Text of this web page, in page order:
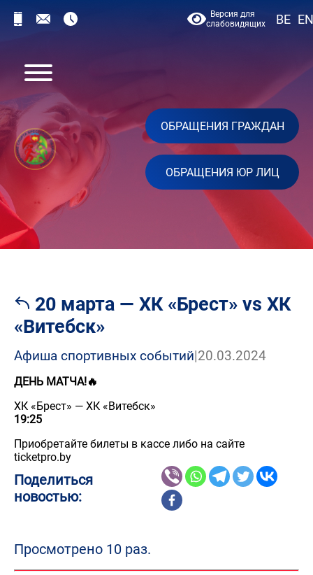
Версия для
слабовидящих
BE EN
ОБРАЩЕНИЯ ГРАЖДАН
ОБРАЩЕНИЯ ЮР ЛИЦ
20 марта — ХК «Брест» vs ХК
«Витебск»
Афиша спортивных событий|20.03.2024
ДЕНЬ МАТЧА!🔥
ХК «Брест» — ХК «Витебск»
19:25
Приобретайте билеты в кассе либо на сайте
ticketpro.by
Поделиться
новостью:
Просмотрено 10 раз.